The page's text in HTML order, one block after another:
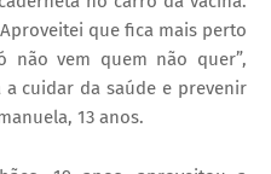
que fica mais perto
não vem quem não quer”,
a cuidar da saúde e prevenir
13 anos.